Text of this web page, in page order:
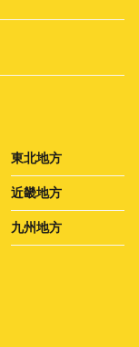
東北地方
近畿地方
九州地方